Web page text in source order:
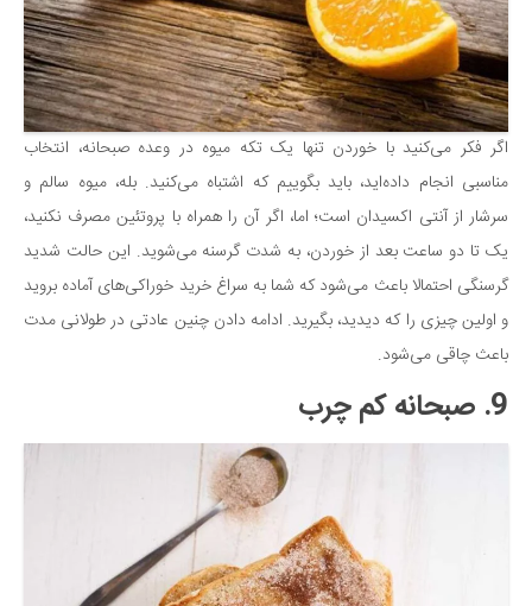
اگر فکر می‌کنید با خوردن تنها یک تکه میوه در وعده صبحانه، انتخاب
مناسبی انجام داده‌اید، باید بگوییم که اشتباه می‌کنید. بله، میوه سالم و
سرشار از آنتی اکسیدان است؛ اما، اگر آن را همراه با پروتئین مصرف نکنید،
یک تا دو ساعت بعد از خوردن، به شدت گرسنه می‌شوید. این حالت شدید
گرسنگی احتمالا باعث می‌شود که شما به سراغ خرید خوراکی‌های آماده بروید
و اولین چیزی را که دیدید، بگیرید. ادامه دادن چنین عادتی در طولانی مدت
باعث چاقی می‌شود.
9. صبحانه کم چرب